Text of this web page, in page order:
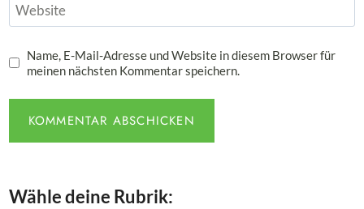
Website
Name, E-Mail-Adresse und Website in diesem Browser für
meinen nächsten Kommentar speichern.
Wähle deine Rubrik: